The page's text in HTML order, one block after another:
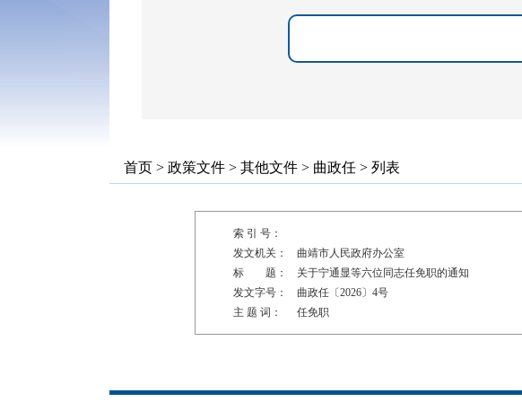
首页 > 政策文件 > 其他文件 > 曲政任 > 列表
索 引 号：
发文机关：
曲靖市人民政府办公室
标 题：
关于宁通显等六位同志任免职的通知
发文字号：
曲政任〔2026〕4号
主 题 词：
任免职